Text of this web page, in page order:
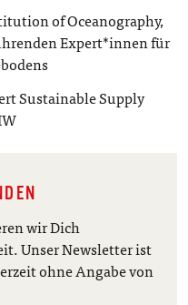
of Oceanography,
Expert*innen für
Sustainable Supply
wir Dich
Unser Newsletter ist
ohne Angabe von